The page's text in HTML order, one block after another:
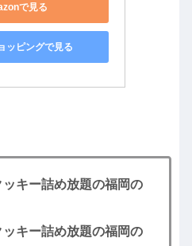
で見る
ッピングで見る
キー詰め放題の福岡の
キー詰め放題の福岡の